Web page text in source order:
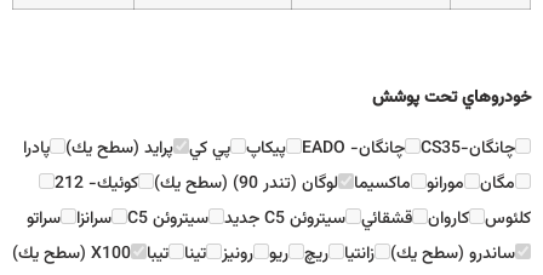
خودروهاي تحت پوشش
چانگان-CS35
چانگان- EADO پيكاپ پي كي پرايد (سطح يك) پادرا
مگان مورانو ماكسيما لوگان (تندر 90) (سطح يك)
كوئيك- 212
كلئوس كاروان قشقائي سيتروئن C5 جديد سيتروئن C5 سرانزا سراتو
ساندرو (سطح يك) زانتيا ريچ ريو رونيز تينا تيبا X100 (سطح يك)